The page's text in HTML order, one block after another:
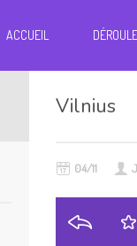
ACCUEIL
Vilnius
04/11